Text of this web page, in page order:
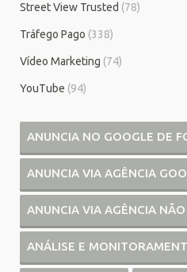
Street View Trusted (78)
Tráfego Pago (338)
Vídeo Marketing (74)
YouTube (94)
ANUNCIA NO GOOGLE DE
ANUNCIA VIA AGÊNCIA
ANUNCIA VIA AGÊNCIA
ANÁLISE E